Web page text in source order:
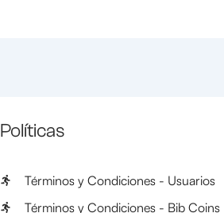
Políticas
Términos y Condiciones - Usuarios
Términos y Condiciones - Bib Coins